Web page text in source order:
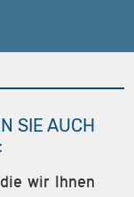
SIE AUCH
wir Ihnen